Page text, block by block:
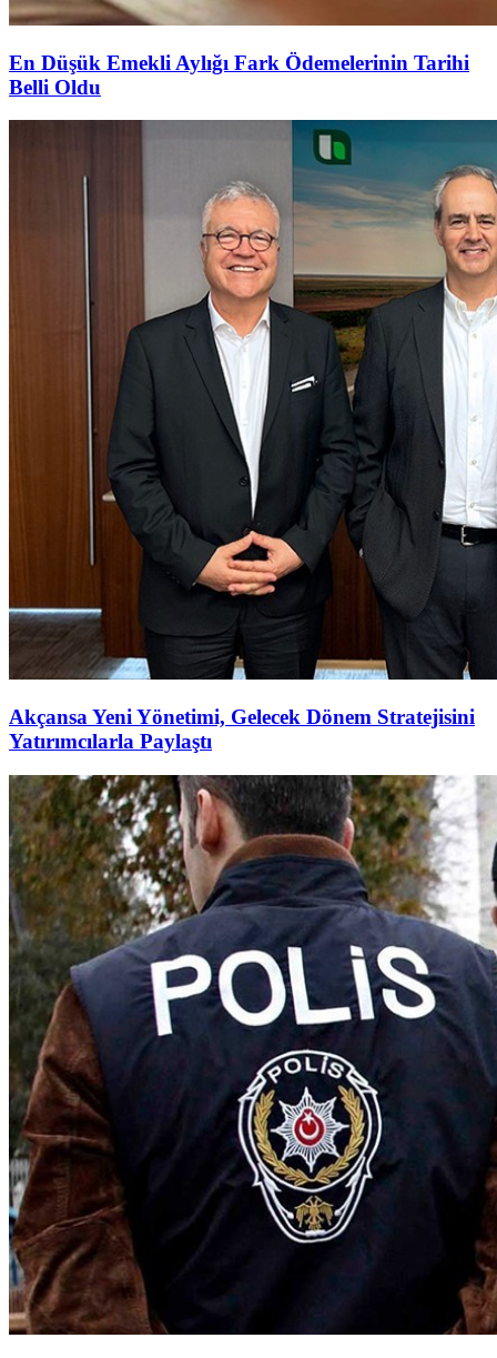
En Düşük Emekli Aylığı Fark Ödemelerinin Tarihi
Belli Oldu
Akçansa Yeni Yönetimi, Gelecek Dönem Stratejisini
Yatırımcılarla Paylaştı